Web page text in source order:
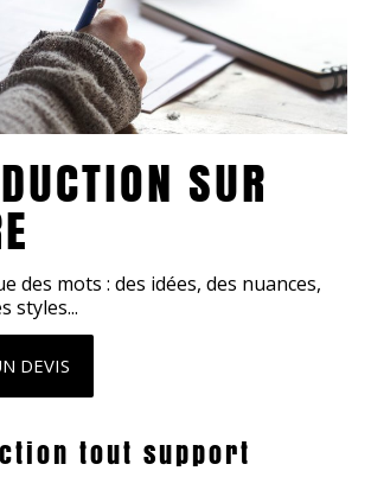
SUR
des mots : des idées, des nuances,
styles...
DEVIS
tout support